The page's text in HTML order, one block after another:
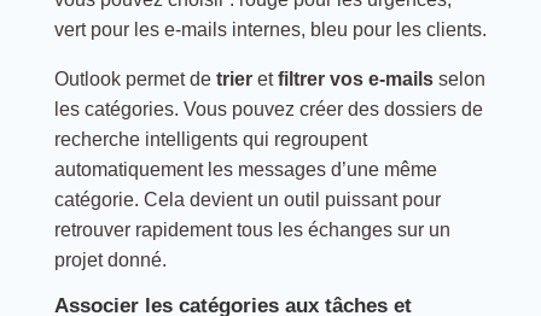
vert pour les e-mails internes, bleu pour les clients.
Outlook permet de trieretfiltrer vos e-mailsselon
les catégories. Vous pouvez créer des dossiers de
recherche intelligents qui regroupent
automatiquement les messages d’une même
catégorie. Cela devient un outil puissant pour
retrouver rapidement tous les échanges sur un
projet donné.
Associer les catégories aux tâches et